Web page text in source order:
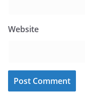
Website